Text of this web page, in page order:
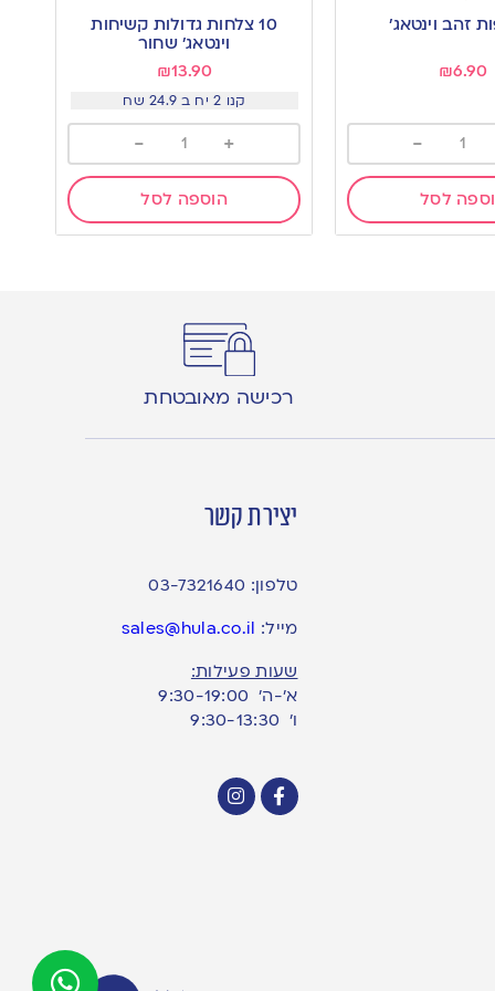
₪6.90
-
לסל
to 10 צלחות גדולות קשיחות
וינטאג׳ שחור
₪13.90
קנו 2 יח ב 24.9 שח
+
-
הוספה לסל
רכישה מאובטחת
יצירת קשר
טלפון: 03-7321640
מייל: sales@hula.co.il
שעות פעילות:
א’-ה’ 9:30-19:00
ו׳ 9:30-13:30